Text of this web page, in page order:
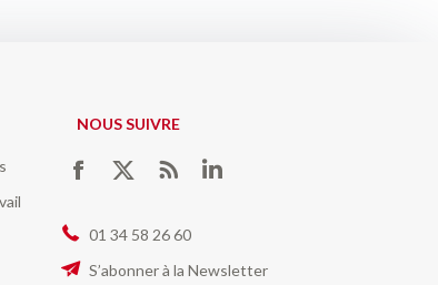
NOUS SUIVRE
Trouvez nous sur :
FacebookTwitterRSS LinkedIn
01 34 58 26 60
S’abonner à la Newsletter